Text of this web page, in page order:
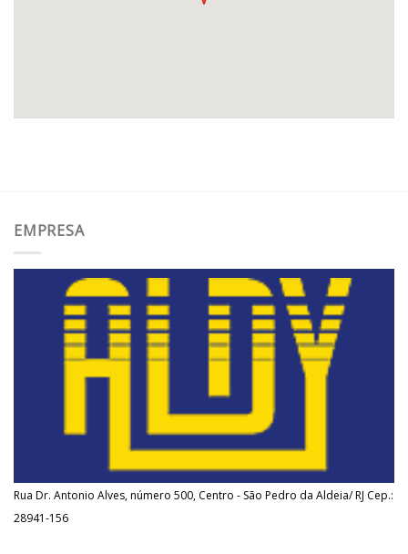
EMPRESA
Rua Dr. Antonio Alves, número 500, Centro - São Pedro da Aldeia/ RJ Cep.:
28941-156